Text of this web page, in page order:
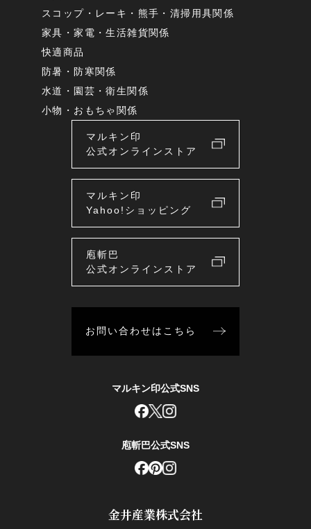
金井産業株式会社
スコップ・レーキ・熊手・清掃用具関係
家具・家電・生活雑貨関係
快適商品
防暑・防寒関係
水道・園芸・衛生関係
小物・おもちゃ関係
マルキン印
公式オンラインストア
マルキン印
Yahoo!ショッピング
庖斬巴
公式オンラインストア
お問い合わせはこちら
マルキン印公式SNS
庖斬巴公式SNS